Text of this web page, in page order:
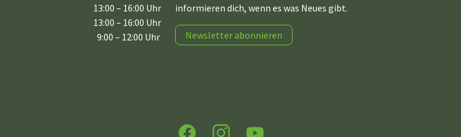
13:00 – 16:00 Uhr
13:00 – 16:00 Uhr
9:00 – 12:00 Uhr
informieren dich, wenn es was Neues gibt.
Newsletter abonnieren